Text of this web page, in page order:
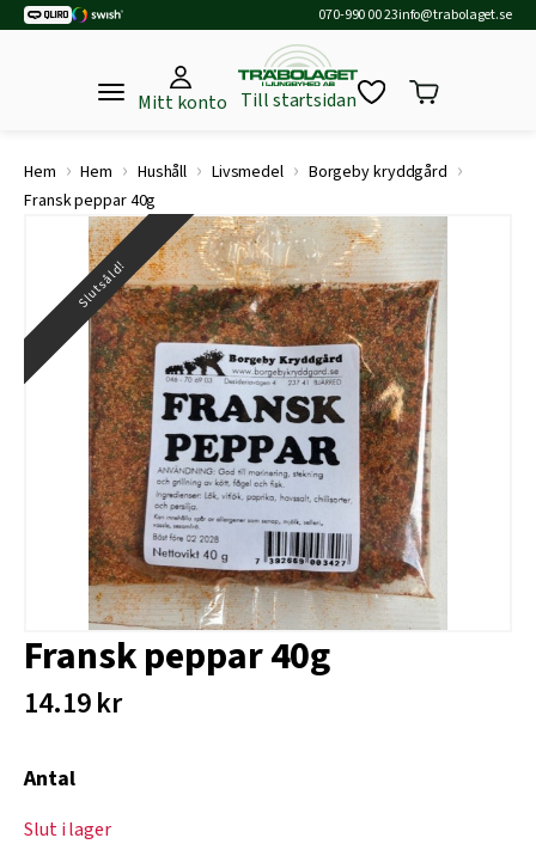
070-990 00 23info@trabolaget.se
Mitt konto Till startsidan
Hem › Hem › Hushåll › Livsmedel › Borgeby kryddgård ›
Fransk peppar 40g
Slutsåld!
Fransk peppar 40g
14.19kr
Antal
Slut i lager